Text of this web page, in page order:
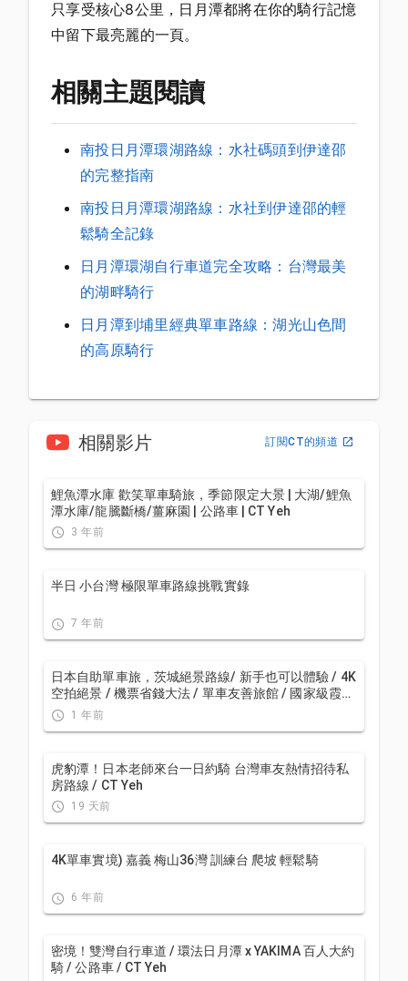
只享受核心8公里，日月潭都將在你的騎行記憶
中留下最亮麗的一頁。
相關主題閱讀
南投日月潭環湖路線：水社碼頭到伊達邵
的完整指南
南投日月潭環湖路線：水社到伊達邵的輕
鬆騎全記錄
日月潭環湖自行車道完全攻略：台灣最美
的湖畔騎行
日月潭到埔里經典單車路線：湖光山色間
的高原騎行
相關影片 訂閱CT的頻道
鯉魚潭水庫 歡笑單車騎旅，季節限定大景 | 大湖/鯉魚
潭水庫/龍騰斷橋/薑麻園 | 公路車 | CT Yeh
3 年前
半日 小台灣 極限單車路線挑戰實錄
7 年前
日本自助單車旅，茨城絕景路線/ 新手也可以體驗 / 4K
空拍絕景 / 機票省錢大法 / 單車友善旅館 / 國家級霞之
浦180K自行車道 / feat. 緯緯 / CT Yeh
1 年前
虎豹潭！日本老師來台一日約騎 台灣車友熱情招待私
房路線 / CT Yeh
19 天前
4K單車實境) 嘉義 梅山36灣 訓練台 爬坡 輕鬆騎
6 年前
密境！雙灣自行車道 / 環法日月潭 x YAKIMA 百人大約
騎 / 公路車 / CT Yeh